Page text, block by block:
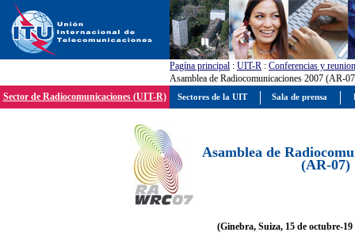
Pagína principal : UIT-R : Conferencias y
Asamblea de Radiocomunicaciones 2007 (AR-
Sector de Radiocomunicaciones (UIT-R)
Asamblea de
(AR-07)
(Ginebra, Suiza, 15 de octubre-19
Sectores de la UIT Sala de prensa